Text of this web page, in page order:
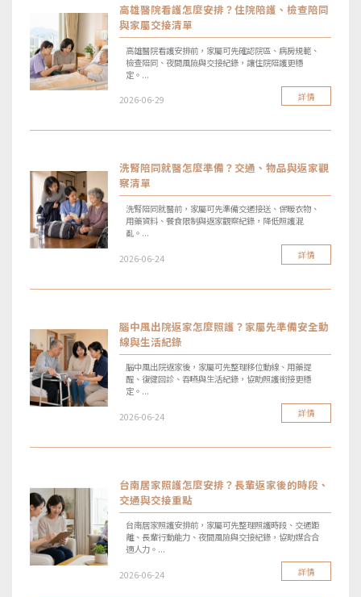
高雄醫院看護怎麼安排？住院陪護、檢查陪同
與家屬交接清單
高雄醫院看護安排前，家屬可先確認院區、病房規範、
檢查陪同、夜間風險與交接紀錄，讓住院陪護更穩
定。...
2026-06-29 詳情
洗腎陪同就醫怎麼準備？交通、物品與返家觀
察清單
洗腎陪同就醫前，家屬可先準備交通接送、保暖衣物、
用藥資料、餐食限制與返家觀察紀錄，降低照護混
亂。...
2026-06-24 詳情
腦中風出院返家怎麼照護？家屬先準備安全動
線與生活紀錄
腦中風出院返家後，家屬可先整理移位動線、用藥提
醒、復健回診、吞嚥與生活紀錄，協助照護銜接更穩
定。...
2026-06-24 詳情
台南居家照護怎麼安排？長輩返家後的時段、
交通與交接重點
台南居家照護安排前，家屬可先整理照護時段、交通距
離、長輩行動能力、夜間風險與交接紀錄，協助媒合合
適人力。...
2026-06-24 詳情